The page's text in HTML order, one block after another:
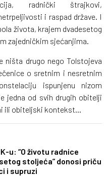
radnički štrajkovi,
i raspad države. I
života, krajem dvadesetog
zajedničkim sjećanjima.
ništa drugo nego Tolstojeva
o sretnim i nesretnim
ispunjenu nizom
jedna od svih drugih obitelji
ili obiteljski kontekst...
u: “O životu radnice
stoljeća” donosi priču
i supruzi